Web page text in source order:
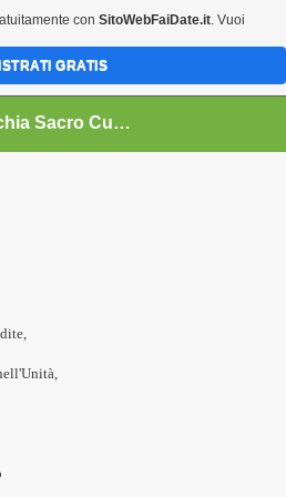
Parrocchia Sacro Cuore in S. Lucia del Mela (Me)
con SitoWebFaiDate.it. Vuoi
GRATIS